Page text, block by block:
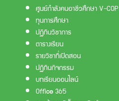
ศูนย์กำลังคนอาชีวศึกษา V-COP
ทุนการศึกษา
ปฏิทินวิชาการ
ตารางเรียน
รายวิชาที่เปิดสอน
ปฏิทินกิจกรรม
บทเรียนออนไลน์
Office 365